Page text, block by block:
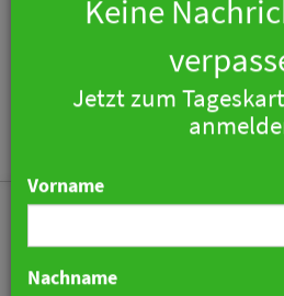
Keine
Jetzt zum